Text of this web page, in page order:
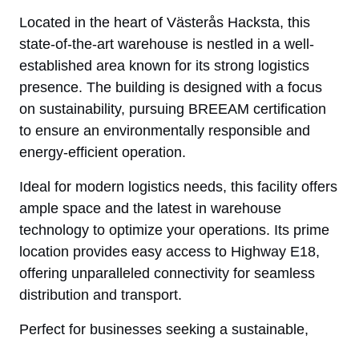
Located in the heart of Västerås Hacksta, this
state-of-the-art warehouse is nestled in a well-
established area known for its strong logistics
presence. The building is designed with a focus
on sustainability, pursuing BREEAM certification
to ensure an environmentally responsible and
energy-efficient operation.
Ideal for modern logistics needs, this facility offers
ample space and the latest in warehouse
technology to optimize your operations. Its prime
location provides easy access to Highway E18,
offering unparalleled connectivity for seamless
distribution and transport.
Perfect for businesses seeking a sustainable,